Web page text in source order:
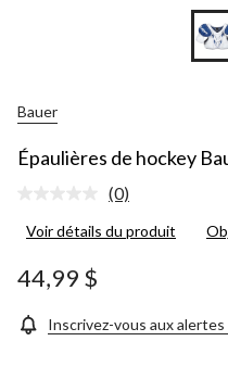
Bauer
Épaulières de hockey
Aucune
pour
la
même
(0)
Voir détails du produit
44,99 $
Inscrivez-vous aux alertes